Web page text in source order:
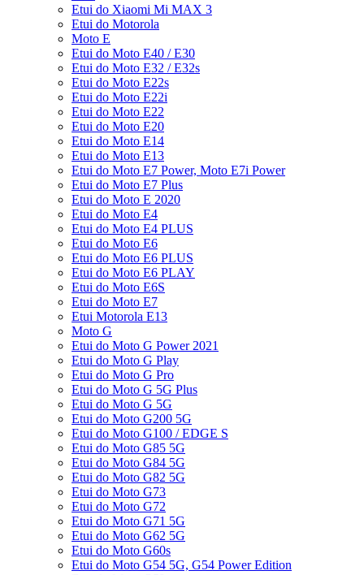
Etui do Xiaomi Mi MAX 3
Etui do Motorola
Moto E
Etui do Moto E40 / E30
Etui do Moto E32 / E32s
Etui do Moto E22s
Etui do Moto E22i
Etui do Moto E22
Etui do Moto E20
Etui do Moto E14
Etui do Moto E13
Etui do Moto E7 Power, Moto E7i Power
Etui do Moto E7 Plus
Etui do Moto E 2020
Etui do Moto E4
Etui do Moto E4 PLUS
Etui do Moto E6
Etui do Moto E6 PLUS
Etui do Moto E6 PLAY
Etui do Moto E6S
Etui do Moto E7
Etui Motorola E13
Moto G
Etui do Moto G Power 2021
Etui do Moto G Play
Etui do Moto G Pro
Etui do Moto G 5G Plus
Etui do Moto G 5G
Etui do Moto G200 5G
Etui do Moto G100 / EDGE S
Etui do Moto G85 5G
Etui do Moto G84 5G
Etui do Moto G82 5G
Etui do Moto G73
Etui do Moto G72
Etui do Moto G71 5G
Etui do Moto G62 5G
Etui do Moto G60s
Etui do Moto G54 5G, G54 Power Edition